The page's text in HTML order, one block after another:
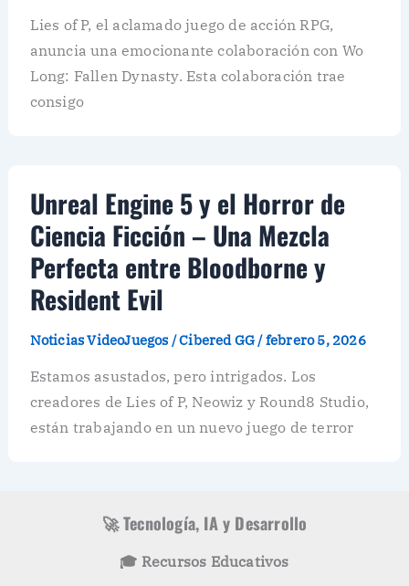
Lies of P, el aclamado juego de acción RPG,
anuncia una emocionante colaboración con Wo
Long: Fallen Dynasty. Esta colaboración trae
consigo
Unreal Engine 5 y el Horror de
Ciencia Ficción – Una Mezcla
Perfecta entre Bloodborne y
Resident Evil
Noticias VideoJuegos /Cibered GG/febrero 5, 2026
Estamos asustados, pero intrigados. Los
creadores de Lies of P, Neowiz y Round8 Studio,
están trabajando en un nuevo juego de terror
🚀 Tecnología, IA y Desarrollo
🎓 Recursos Educativos